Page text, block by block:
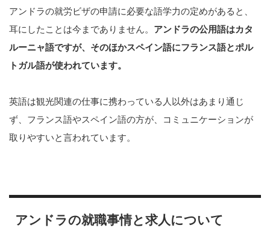
アンドラの就労ビザの申請に必要な語学力の定めがあると、
耳にしたことは今までありません。 アンドラの公用語はカタ
ルーニャ語ですが、そのほかスペイン語にフランス語とポル
トガル語が使われています。
英語は観光関連の仕事に携わっている人以外はあまり通じ
ず、フランス語やスペイン語の方が、コミュニケーションが
取りやすいと言われています。
アンドラの就職事情と求人について